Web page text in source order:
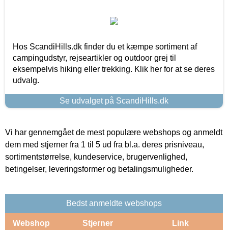
Hos ScandiHills.dk finder du et kæmpe sortiment af
campingudstyr, rejseartikler og outdoor grej til
eksempelvis hiking eller trekking. Klik her for at se deres
udvalg.
Se udvalget på ScandiHills.dk
Vi har gennemgået de mest populære webshops og anmeldt
dem med stjerner fra 1 til 5 ud fra bl.a. deres prisniveau,
sortimentstørrelse, kundeservice, brugervenlighed,
betingelser, leveringsformer og betalingsmuligheder.
Bedst anmeldte webshops
Webshop Stjerner Link